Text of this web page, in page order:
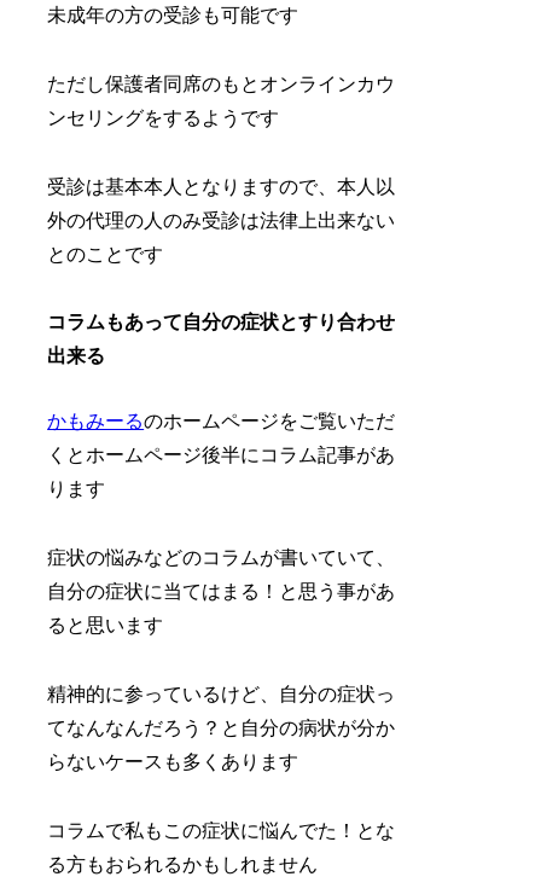
未成年の方の受診も可能です
ただし保護者同席のもとオンラインカウ
ンセリングをするようです
受診は基本本人となりますので、本人以
外の代理の人のみ受診は法律上出来ない
とのことです
コラムもあって自分の症状とすり合わせ
出来る
かもみーるのホームページをご覧いただ
くとホームページ後半にコラム記事があ
ります
症状の悩みなどのコラムが書いていて、
自分の症状に当てはまる！と思う事があ
ると思います
精神的に参っているけど、自分の症状っ
てなんなんだろう？と自分の病状が分か
らないケースも多くあります
コラムで私もこの症状に悩んでた！とな
る方もおられるかもしれません